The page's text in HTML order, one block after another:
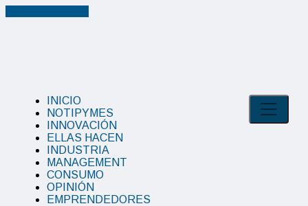
INICIO
NOTIPYMES
INNOVACIÓN
ELLAS HACEN
INDUSTRIA
MANAGEMENT
CONSUMO
OPINIÓN
EMPRENDEDORES